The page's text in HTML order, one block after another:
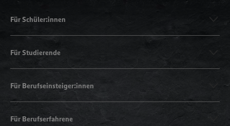
Für Schüler:innen
Für Studierende
Für Berufseinsteiger:innen
Für Berufserfahrene